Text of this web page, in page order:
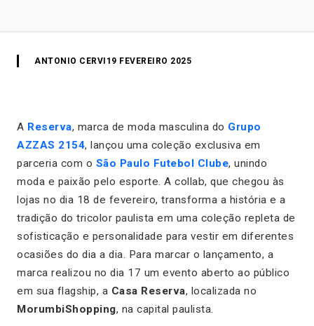
ANTONIO CERVI 19 FEVEREIRO 2025
A Reserva, marca de moda masculina do Grupo
AZZAS 2154, lançou uma coleção exclusiva em
parceria com o São Paulo Futebol Clube, unindo
moda e paixão pelo esporte. A collab, que chegou às
lojas no dia 18 de fevereiro, transforma a história e a
tradição do tricolor paulista em uma coleção repleta de
sofisticação e personalidade para vestir em diferentes
ocasiões do dia a dia. Para marcar o lançamento, a
marca realizou no dia 17 um evento aberto ao público
em sua flagship, a Casa Reserva, localizada no
MorumbiShopping, na capital paulista.